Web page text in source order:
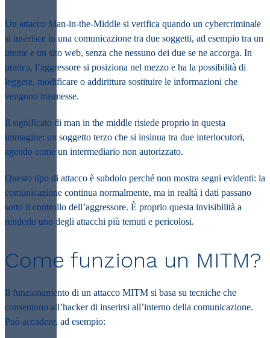
Un attacco Man-in-the-Middle si verifica quando un cybercriminale
si inserisce in una comunicazione tra due soggetti, ad esempio tra un
utente e un sito web, senza che nessuno dei due se ne accorga. In
pratica, l’aggressore si posiziona nel mezzo e ha la possibilità di
leggere, modificare o addirittura sostituire le informazioni che
vengono trasmesse.
Il significato di man in the middle risiede proprio in questa
immagine: un soggetto terzo che si insinua tra due interlocutori,
agendo come un intermediario non autorizzato.
Questo tipo di attacco è subdolo perché non mostra segni evidenti: la
comunicazione continua normalmente, ma in realtà i dati passano
sotto il controllo dell’aggressore. È proprio questa invisibilità a
renderlo uno degli attacchi più temuti e pericolosi.
Come funziona un MITM?
Il funzionamento di un attacco MITM si basa su tecniche che
consentono all’hacker di inserirsi all’interno della comunicazione.
Può accadere, ad esempio: